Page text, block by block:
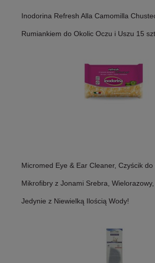
Inodorina Refresh Alla Camomilla
Rumiankiem do Okolic Oczu i Uszu 15
Micromed Eye & Ear Cleaner, Czyścik do
Mikrofibry z Jonami Srebra,
Jedynie z Niewielką Ilością Wody!